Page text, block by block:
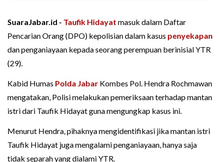
SuaraJabar.id - Taufik Hidayat masuk dalam Daftar
Pencarian Orang (DPO) kepolisian dalam kasus penyekapan
dan penganiayaan kepada seorang perempuan berinisial YTR
(29).
Kabid Humas Polda Jabar Kombes Pol. Hendra Rochmawan
mengatakan, Polisi melakukan pemeriksaan terhadap mantan
istri dari Taufik Hidayat guna mengungkap kasus ini.
Menurut Hendra, pihaknya mengidentifikasi jika mantan istri
Taufik Hidayat juga mengalami penganiayaan, hanya saja
tidak separah yang dialami YTR.